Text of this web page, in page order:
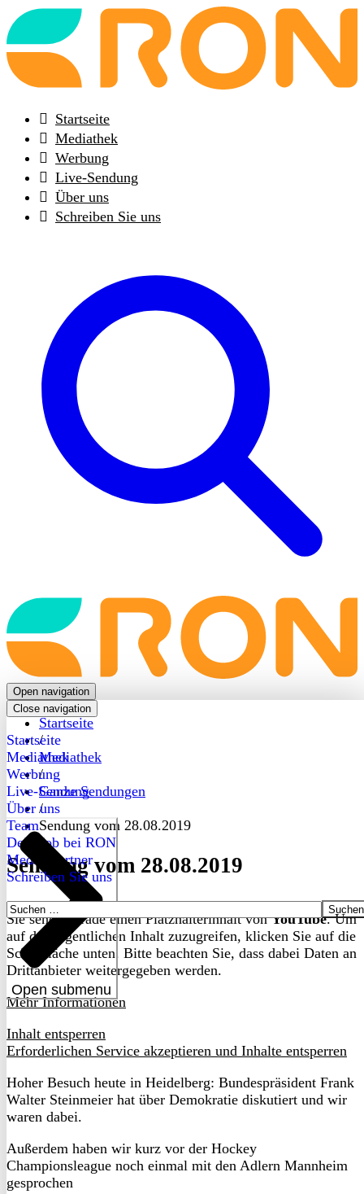
Back
to
frontpage
Startseite
Mediathek
Werbung
Live-Sendung
Über uns
Schreiben Sie uns
Back
to
frontpage
Open navigation
Close navigation
Startseite
Mediathek
Werbung
Live-Sendung
Über uns
Open submenu
Team
Dein Job bei RON
Medienpartner
Schreiben Sie uns
Suchen
nach:
Startseite
/
Mediathek
/
Ganze Sendungen
/
Sendung vom 28.08.2019
Sendung vom 28.08.2019
Sie sehen gerade einen Platzhalterinhalt vonYouTube. Um
auf den eigentlichen Inhalt zuzugreifen, klicken Sie auf die
Schaltfläche unten. Bitte beachten Sie, dass dabei Daten an
Drittanbieter weitergegeben werden.
Mehr Informationen
Inhalt entsperren
Erforderlichen Service akzeptieren und Inhalte entsperren
Hoher Besuch heute in Heidelberg: Bundespräsident Frank
Walter Steinmeier hat über Demokratie diskutiert und wir
waren dabei.
Außerdem haben wir kurz vor der Hockey
Championsleague noch einmal mit den Adlern Mannheim
gesprochen